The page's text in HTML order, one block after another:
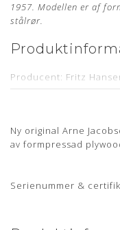
1957. Modellen er af
stålrør.
Producent: Fritz
Læder: Elegance India
Ny original Arne
av formpressad
Serienummer &